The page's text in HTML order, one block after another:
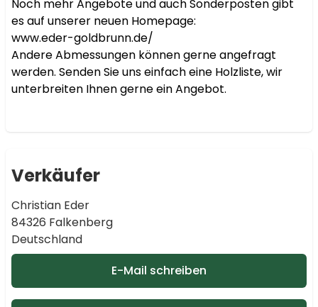
Noch mehr Angebote und auch Sonderposten gibt
es auf unserer neuen Homepage:
www.eder-goldbrunn.de/
Andere Abmessungen können gerne angefragt
werden. Senden Sie uns einfach eine Holzliste, wir
unterbreiten Ihnen gerne ein Angebot.
Verkäufer
Christian Eder
84326 Falkenberg
Deutschland
E-Mail schreiben